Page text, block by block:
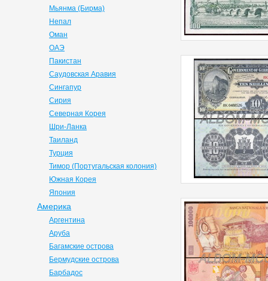
Мьянма (Бирма)
Непал
Оман
ОАЭ
Пакистан
Саудовская Аравия
Сингапур
Сирия
Северная Корея
Шри-Ланка
Таиланд
Турция
Тимор (Португальская колония)
Южная Корея
Япония
Америка
Аргентина
Аруба
Багамские острова
Бермудские острова
Барбадос